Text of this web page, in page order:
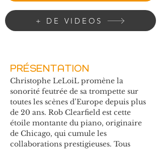
+ DE VIDEOS
PRÉSENTATION
Christophe LeLoiL promène la
sonorité feutrée de sa trompette sur
toutes les scènes d’Europe depuis plus
de 20 ans. Rob Clearfield est cette
étoile montante du piano, originaire
de Chicago, qui cumule les
collaborations prestigieuses. Tous